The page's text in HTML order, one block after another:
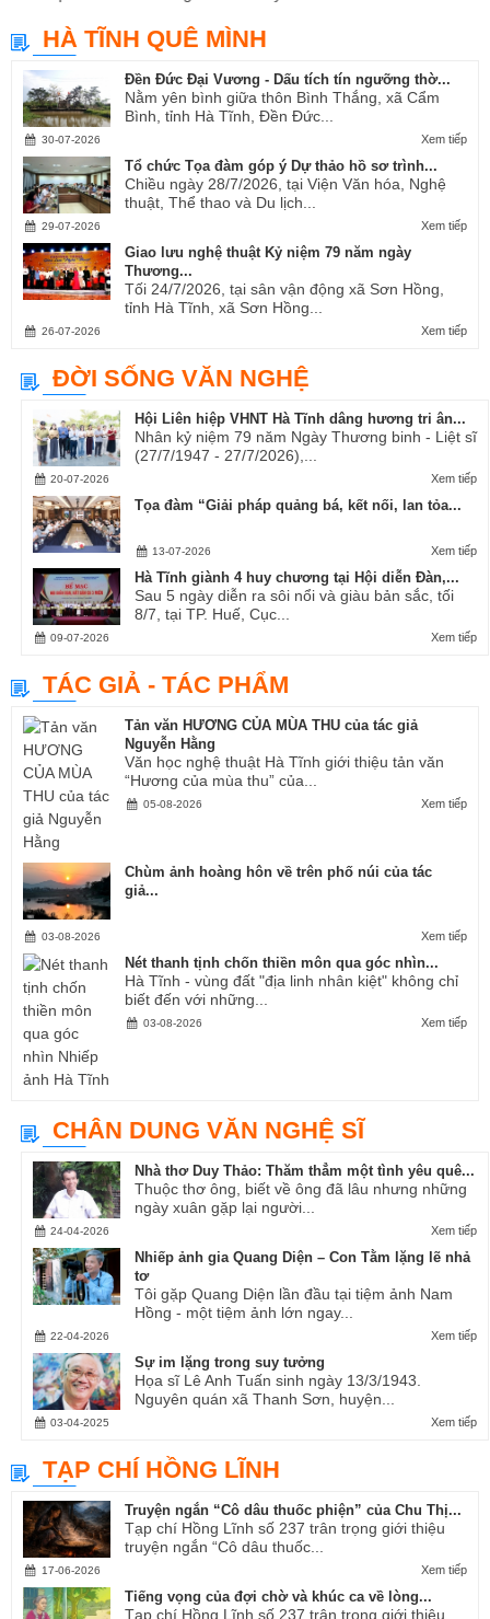
HÀ TĨNH QUÊ MÌNH
Đền Đức Đại Vương - Dấu tích tín ngưỡng thờ...
Nằm yên bình giữa thôn Bình Thắng, xã Cẩm
Bình, tỉnh Hà Tĩnh, Đền Đức...
Xem tiếp
30-07-2026
Tổ chức Tọa đàm góp ý Dự thảo hồ sơ trình...
Chiều ngày 28/7/2026, tại Viện Văn hóa, Nghệ
thuật, Thể thao và Du lịch...
Xem tiếp
29-07-2026
Giao lưu nghệ thuật Kỷ niệm 79 năm ngày
Thương...
Tối 24/7/2026, tại sân vận động xã Sơn Hồng,
tỉnh Hà Tĩnh, xã Sơn Hồng...
Xem tiếp
26-07-2026
ĐỜI SỐNG VĂN NGHỆ
Hội Liên hiệp VHNT Hà Tĩnh dâng hương tri ân...
Nhân kỷ niệm 79 năm Ngày Thương binh - Liệt sĩ
(27/7/1947 - 27/7/2026),...
Xem tiếp
20-07-2026
Tọa đàm “Giải pháp quảng bá, kết nối, lan tỏa...
Xem tiếp
13-07-2026
Hà Tĩnh giành 4 huy chương tại Hội diễn Đàn,...
Sau 5 ngày diễn ra sôi nổi và giàu bản sắc, tối
8/7, tại TP. Huế, Cục...
Xem tiếp
09-07-2026
TÁC GIẢ - TÁC PHẨM
Tản văn HƯƠNG CỦA MÙA THU của tác giả
Nguyễn Hằng
Văn học nghệ thuật Hà Tĩnh giới thiệu tản văn
“Hương của mùa thu” của...
Xem tiếp
05-08-2026
Chùm ảnh hoàng hôn về trên phố núi của tác
giả...
Xem tiếp
03-08-2026
Nét thanh tịnh chốn thiền môn qua góc nhìn...
Hà Tĩnh - vùng đất "địa linh nhân kiệt" không chỉ
biết đến với những...
Xem tiếp
03-08-2026
CHÂN DUNG VĂN NGHỆ SĨ
Nhà thơ Duy Thảo: Thăm thẳm một tình yêu quê...
Thuộc thơ ông, biết về ông đã lâu nhưng những
ngày xuân gặp lại người...
Xem tiếp
24-04-2026
Nhiếp ảnh gia Quang Diện – Con Tằm lặng lẽ nhả
tơ
Tôi gặp Quang Diện lần đầu tại tiệm ảnh Nam
Hồng - một tiệm ảnh lớn ngay...
Xem tiếp
22-04-2026
Sự im lặng trong suy tưởng
Họa sĩ Lê Anh Tuấn sinh ngày 13/3/1943.
Nguyên quán xã Thanh Sơn, huyện...
Xem tiếp
03-04-2025
TẠP CHÍ HỒNG LĨNH
Truyện ngắn “Cô dâu thuốc phiện” của Chu Thị...
Tạp chí Hồng Lĩnh số 237 trân trọng giới thiệu
truyện ngắn “Cô dâu thuốc...
Xem tiếp
17-06-2026
Tiếng vọng của đợi chờ và khúc ca về lòng...
Tạp chí Hồng Lĩnh số 237 trân trọng giới thiệu